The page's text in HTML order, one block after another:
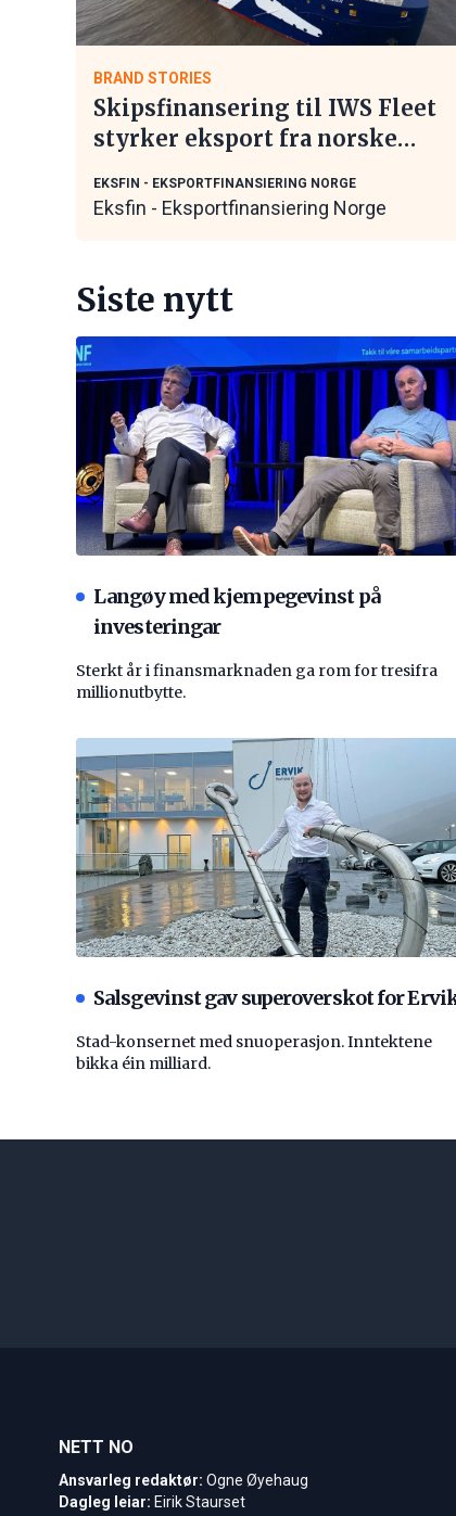
BRAND STORIES
Skipsfinansering til IWS Fleet
styrker eksport fra norske
EKSFIN - EKSPORTFINANSIERING NORGE
Eksfin - Eksportfinansiering Norge
Siste nytt
Langøy med kjempegevinst på
investeringar
Sterkt år i finansmarknaden ga rom for tresifra
millionutbytte.
Salsgevinst gav superoverskot for
Stad-konsernet med snuoperasjon. Inntektene
bikka éin milliard.
NETT NO
Ansvarleg redaktør: Ogne Øyehaug
Dagleg leiar: Eirik Staurset